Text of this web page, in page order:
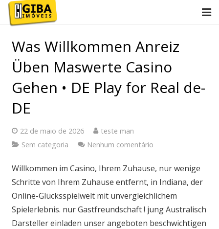
Conheça Giba
Imóveis
Anuncie
Contato
2ª via de boletos
Was Willkommen Anreiz
Üben Maswerte Casino
Gehen • DE Play for Real de-
DE
22 de maio de 2026
teste man
Sem categoria
Nenhum comentário
Willkommen im Casino, Ihrem Zuhause, nur wenige
Schritte von Ihrem Zuhause entfernt, in Indiana, der
Online-Glücksspielwelt mit unvergleichlichem
Spielerlebnis. nur Gastfreundschaft ! jung Australisch
Darsteller einladen unser angeboten beschwichtigen